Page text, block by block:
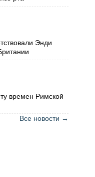
Энди
времен Римской
Все новости →